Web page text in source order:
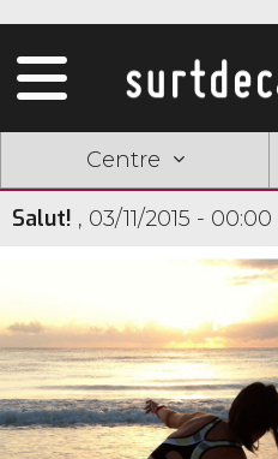
Centre
Salut! , 03/11/2015 - 00:00